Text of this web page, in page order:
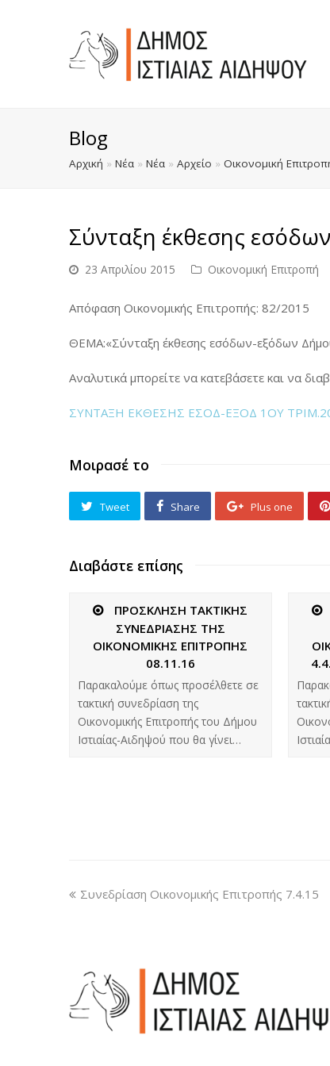
Blog
Αρχική » Νέα » Νέα » Αρχείο » Οικονομική
Σύνταξη έκθεσης
23 Απριλίου 2015 Οικονομική Επιτροπή
Απόφαση Oικονομικής Επιτροπής: 82/2015
ΘΕΜΑ:«Σύνταξη έκθεσης εσόδων-εξόδων
Αναλυτικά μπορείτε να κατεβάσετε και να
ΣΥΝΤΑΞΗ ΕΚΘΕΣΗΣ ΕΣΟΔ-ΕΞΟΔ 1ΟΥ
Μοιρασέ το
Tweet Share Plus one
Διαβάστε επίσης
ΠΡΟΣΚΛΗΣΗ ΤΑΚΤΙΚΗΣ
ΣΥΝΕΔΡΙΑΣΗΣ ΤΗΣ
ΟΙΚΟΝΟΜΙΚΗΣ ΕΠΙΤΡΟΠΗΣ
08.11.16
Παρακαλούμε όπως προσέλθετε σε
τακτική συνεδρίαση της
Οικονομικής Επιτροπής του Δήμου
Ιστιαίας-Αιδηψού που θα γίνει…
Συνεδρίαση Οικονομικής Επιτροπής 7.4.15